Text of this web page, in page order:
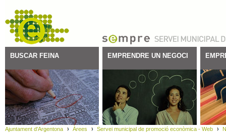
BUSCAR FEINA EMPRENDRE UN NEGOCI
Ajuntament d'Argentona Àrees Servei municipal de promoció econòmica - Web